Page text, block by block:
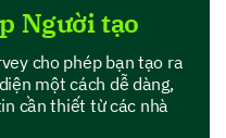
Người tạo
cho phép bạn tạo ra
một cách dễ dàng,
cần thiết từ các nhà